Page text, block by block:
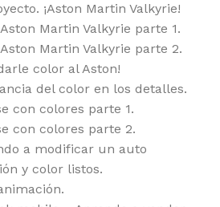
¡Aston Martin Valkyrie!
Martin Valkyrie parte 1.
Martin Valkyrie parte 2.
color al Aston!
del color en los detalles.
con colores parte 1.
con colores parte 2.
a modificar un auto
y color listos.